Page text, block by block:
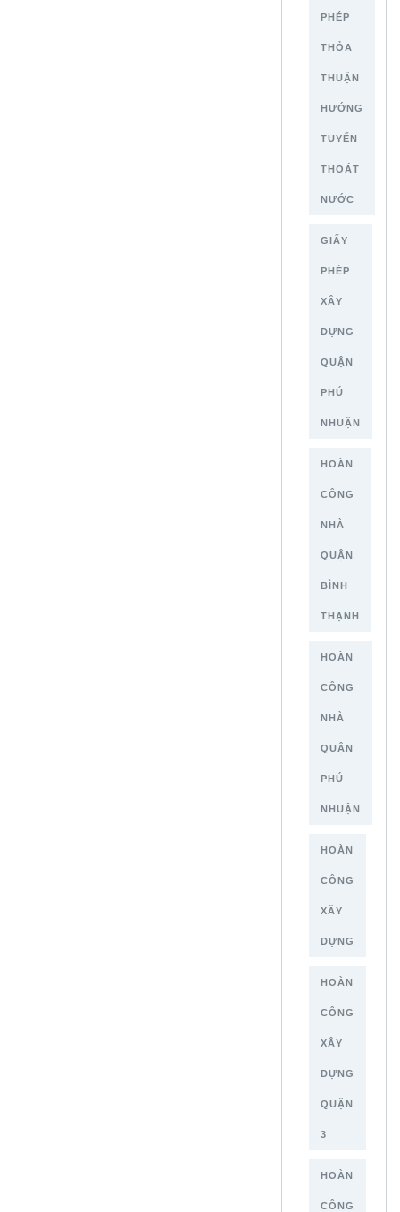
PHÉP
THỎA
THUẬN
HƯỚNG
TUYẾN
THOÁT
NƯỚC
GIẤY
PHÉP
XÂY
DỰNG
QUẬN
PHÚ
NHUẬN
HOÀN
CÔNG
NHÀ
QUẬN
BÌNH
THẠNH
HOÀN
CÔNG
NHÀ
QUẬN
PHÚ
NHUẬN
HOÀN
CÔNG
XÂY
DỰNG
HOÀN
CÔNG
XÂY
DỰNG
QUẬN
3
HOÀN
CÔNG